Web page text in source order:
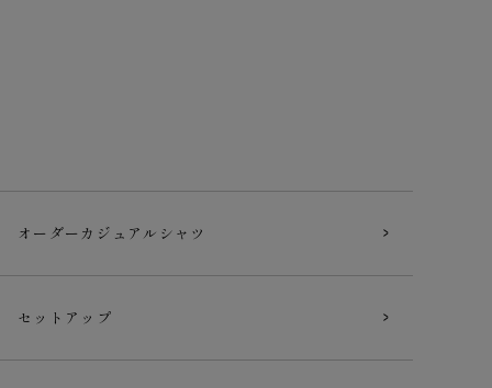
オーダー カジュアルシャツ
セットアップ